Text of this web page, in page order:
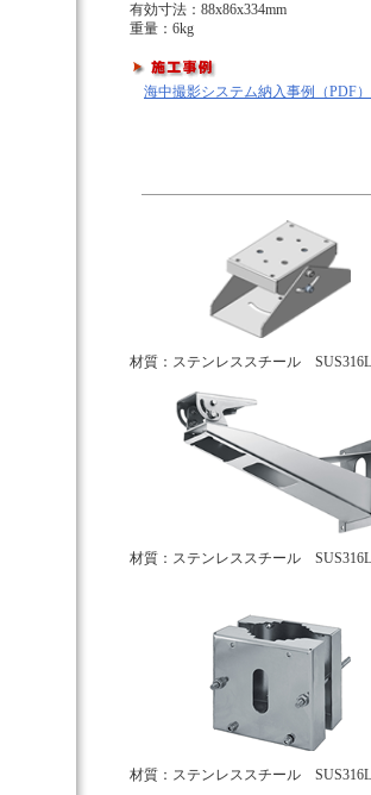
有効寸法：88x86x334mm
重量：6kg
海中撮影システム納入事例（PDF）
材質：ステンレススチール SUS316L
材質：ステンレススチール SUS316L
材質：ステンレススチール SUS316L